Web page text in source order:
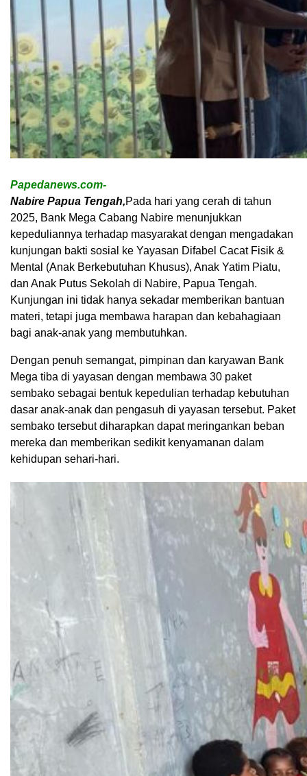
Papedanews.com-
Nabire Papua Tengah,Pada hari yang cerah di tahun
2025, Bank Mega Cabang Nabire menunjukkan
kepeduliannya terhadap masyarakat dengan mengadakan
kunjungan bakti sosial ke Yayasan Difabel Cacat Fisik &
Mental (Anak Berkebutuhan Khusus), Anak Yatim Piatu,
dan Anak Putus Sekolah di Nabire, Papua Tengah.
Kunjungan ini tidak hanya sekadar memberikan bantuan
materi, tetapi juga membawa harapan dan kebahagiaan
bagi anak-anak yang membutuhkan.
Dengan penuh semangat, pimpinan dan karyawan Bank
Mega tiba di yayasan dengan membawa 30 paket
sembako sebagai bentuk kepedulian terhadap kebutuhan
dasar anak-anak dan pengasuh di yayasan tersebut. Paket
sembako tersebut diharapkan dapat meringankan beban
mereka dan memberikan sedikit kenyamanan dalam
kehidupan sehari-hari.